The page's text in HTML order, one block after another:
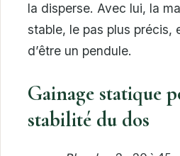
la disperse. Avec lui, la
stable, le pas plus précis,
d’être un pendule.
Gainage statique
stabilité du dos